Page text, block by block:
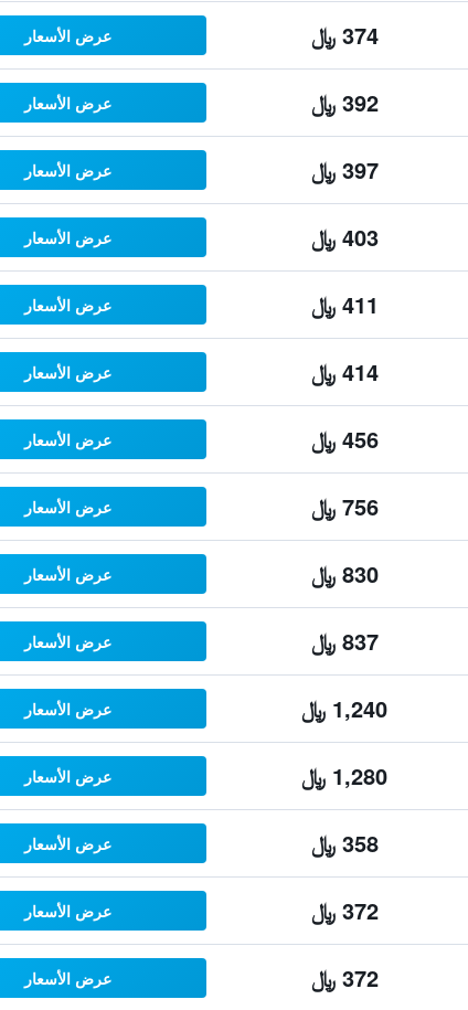
374 ﷼ عرض الأسعار
392 ﷼ عرض الأسعار
397 ﷼ عرض الأسعار
403 ﷼ عرض الأسعار
411 ﷼ عرض الأسعار
414 ﷼ عرض الأسعار
456 ﷼ عرض الأسعار
756 ﷼ عرض الأسعار
830 ﷼ عرض الأسعار
837 ﷼ عرض الأسعار
1,240 ﷼ عرض الأسعار
1,280 ﷼ عرض الأسعار
358 ﷼ عرض الأسعار
372 ﷼ عرض الأسعار
372 ﷼ عرض الأسعار